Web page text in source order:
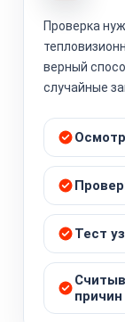
Проверка
верный
случайные
Тест
причин